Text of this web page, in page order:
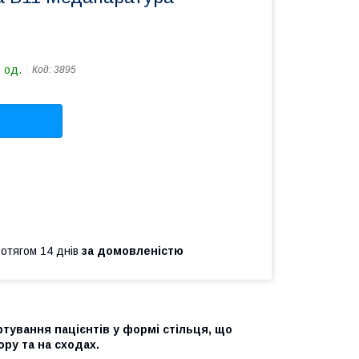
од. Код: 3895
14 днів за домовленістю
пацієнтів у формі стільця, що
та на сходах.